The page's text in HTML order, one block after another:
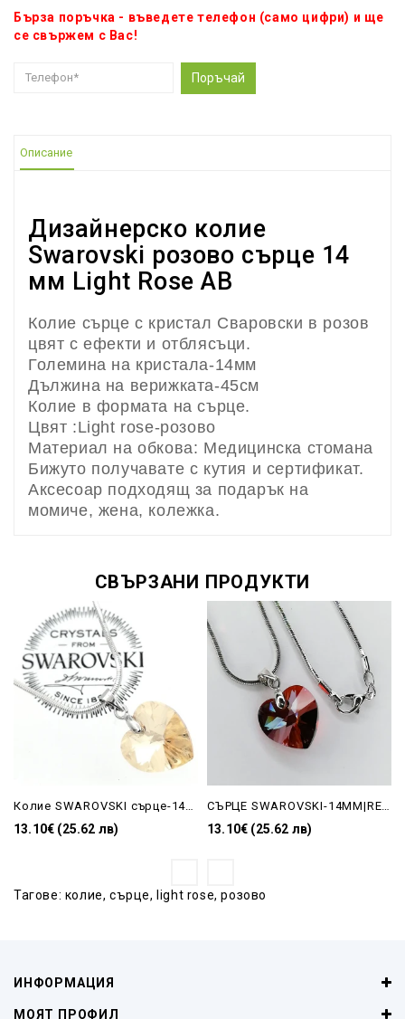
Бърза поръчка - въведете телефон (само цифри) и ще
се свържем с Вас!
Поръчай
Описание
Дизайнерско колие
Swarovski розово сърце 14
мм Light Rose AB
Колие сърце с кристал Сваровски в розов
цвят с ефекти и отблясъци.
Големина на кристала-14мм
Дължина на верижката-45см
Колие в формата на сърце.
Цвят :Light rose-розово
Материал на обкова: Медицинска стомана
Бижуто получавате с кутия и сертификат.
Аксесоар подходящ за подарък на
момиче, жена, колежка.
СВЪРЗАНИ ПРОДУКТИ
13.10€ (25.62 лв) 13.10€ (25.62 лв)
Тагове: колие,сърце,light rose,розово
ИНФОРМАЦИЯ
МОЯТ ПРОФИЛ